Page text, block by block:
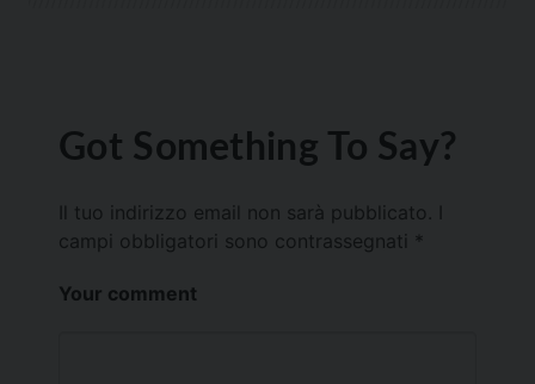
Got Something To Say?
Il tuo indirizzo email non sarà pubblicato.
campi obbligatori sono contrassegnati *
Your comment